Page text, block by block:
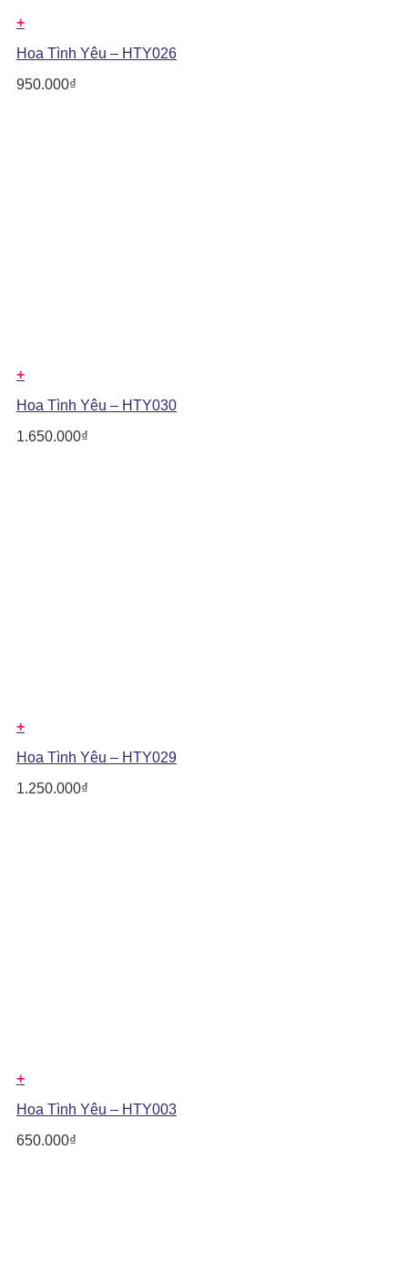
+
Hoa Tình Yêu – HTY026
950.000₫
+
Hoa Tình Yêu – HTY030
1.650.000₫
+
Hoa Tình Yêu – HTY029
1.250.000₫
+
Hoa Tình Yêu – HTY003
650.000₫